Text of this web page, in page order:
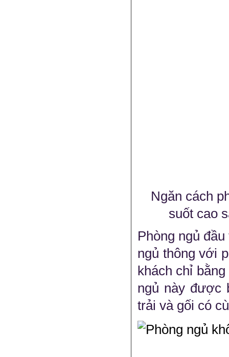
Ngăn cách
suốt cao
Phòng ngủ
ngủ thông với
khách chỉ
ngủ này được
trải và gối có